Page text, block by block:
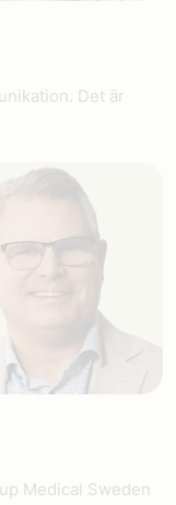
Det är
Medical Sweden